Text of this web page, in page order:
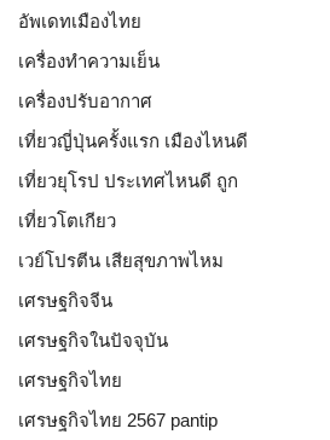
อัพเดทเมืองไทย
เครื่องทำความเย็น
เครื่องปรับอากาศ
เที่ยวญี่ปุ่นครั้งแรก เมืองไหนดี
เที่ยวยุโรป ประเทศไหนดี ถูก
เที่ยวโตเกียว
เวย์โปรตีน เสียสุขภาพไหม
เศรษฐกิจจีน
เศรษฐกิจในปัจจุบัน
เศรษฐกิจไทย
เศรษฐกิจไทย 2567 pantip